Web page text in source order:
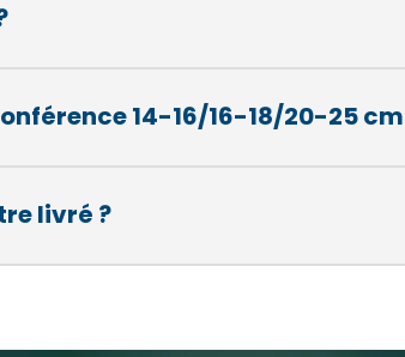
14-16/16-18/20-25 cm
livré ?